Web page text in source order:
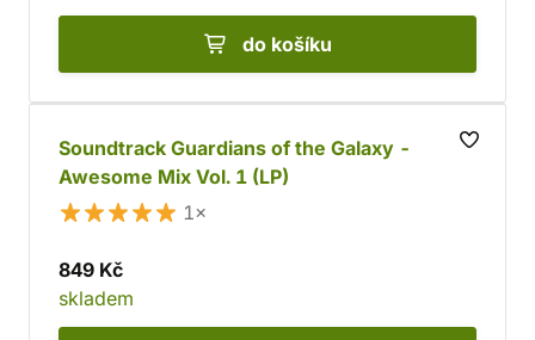
do košíku
Soundtrack Guardians of the Galaxy -
Awesome Mix Vol. 1 (LP)
1×
849 Kč
skladem